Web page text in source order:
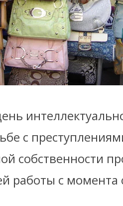
с
собственности
работы с момента